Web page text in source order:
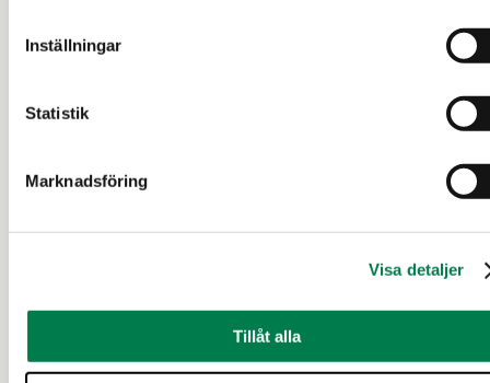
Inställningar
Statistik
Marknadsföring
Visa detaljer
Tillåt alla
SKOGSFASTIGHET (FASTIGHET)
Lisä-Niemelä RN:o 1:16